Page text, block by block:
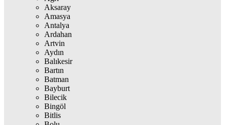
Aksaray
Amasya
Antalya
Ardahan
Artvin
Aydın
Balıkesir
Bartın
Batman
Bayburt
Bilecik
Bingöl
Bitlis